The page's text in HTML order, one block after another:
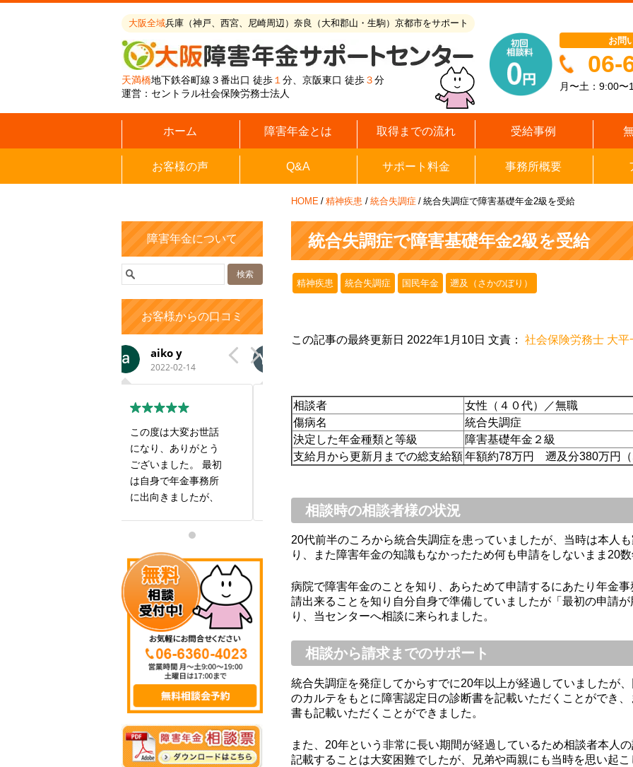
大阪全域兵庫（神戸、西宮、尼崎周辺）奈良（大和郡山・生駒）京都市をサポート
天満橋地下鉄谷町線３番出口 徒歩１分、京阪東口 徒歩３分
運営：セントラル社会保険労務士法人
お問
06-
月〜土：9:00
ホーム 障害年金とは 取得までの流れ 受給事例
お客様の声 Q&A サポート料金 事務所概要
HOME / 精神疾患 / 統合失調症 / 統合失調症で障害基礎年金2級を受給
障害年金について
お客様からの口コミ
Ya Na
2019-12-16
今回の年金受給では
大変お世話になりま
した。私1人では全然
進まなかったとこ
ろ、スムーズに手続
しております。また
あるかと思いますが
何卒よろしくお願い
致します。本当にあ
りがとうございまし
た。
すごい丁寧で、とて
も良い社労士さんで
す！
初めての障害年金の
申請で少し不安でし
たが、障害年金の種
必要なもの等を丁寧
に説明してもらい安
的に時間の都合が合
いにくい時も、調整
してくださり、先生
には大変感謝してま
す。ありがとうござ
いました。
無料相談から
サポートして
き、障害年金
なり、主人と
いればよかっ
っております
時もよろしく
します。
統合失調症で障害基礎年金2級を受給
精神疾患 統合失調症 国民年金 遡及（さかのぼり）
この記事の最終更新日 2022年1月10日 文責： 社会保険労務士 大平
相談者
女性（４０代）／無職
傷病名
統合失調症
決定した年金種類と等級
障害基礎年金２級
支給月から更新月までの総支給額年額約78万円 遡及分380万円
相談時の相談者様の状況
20代前半のころから統合失調症を患っていましたが、当時は本人
り、また障害年金の知識もなかったため何も申請をしないまま20
病院で障害年金のことを知り、あらためて申請するにあたり年金
請出来ることを知り自分自身で準備していましたが「最初の申請
り、当センターへ相談に来られました。
相談から請求までのサポート
統合失調症を発症してからすでに20年以上が経過していましたが
のカルテをもとに障害認定日の診断書を記載いただくことができ
書も記載いただくことができました。
また、20年という非常に長い期間が経過しているため相談者本人
記載することは大変困難でしたが、兄弟や両親にも当時を思い起